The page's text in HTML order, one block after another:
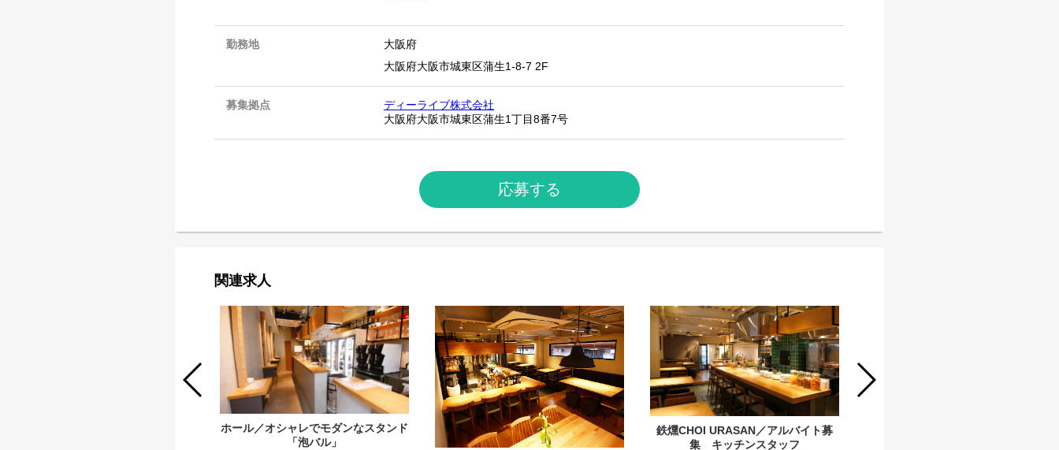
勤務地
大阪府
大阪府大阪市城東区蒲生1-8-7 2F
募集拠点
ディーライブ株式会社
大阪府大阪市城東区蒲生1丁目8番7号
応募する
関連求人
ホール／オシャレでモダンなスタンド
「泡バル」
鉄燻CHOI URASAN／アルバイト募
集 キッチンスタッフ